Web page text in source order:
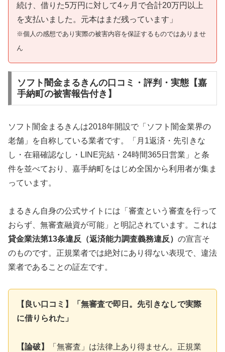
続け、借りた5万円に対して4ヶ月で合計20万円以上
を支払いました。元本はまだ残っています」
※個人の感想であり実際の被害内容を保証するものではありませ
ん
ソフト闇金まるきんの口コミ・評判・実態【嘉
手納町の被害報告付き】
ソフト闇金まるきんは2018年開設で「ソフト闇金業界の
老舗」を自称している業者です。「月1返済・先引きな
し・在籍確認なし・LINE完結・24時間365日営業」と条
件を並べており、嘉手納町をはじめ全国から利用者が集ま
っています。
まるきん自身の公式サイトには「審査という審査を行って
おらず、無審査融資が可能」と明記されています。これは
貸金業法第13条違反（返済能力調査義務違反） の宣言そ
のものです。正規業者では絶対にあり得ない表現で、違法
業者であることの証左です。
【良い口コミ】「無審査で即日。先引きなしで実際
に借りられた」
【論破】
「無審査」は法律上あり得ません。正規業